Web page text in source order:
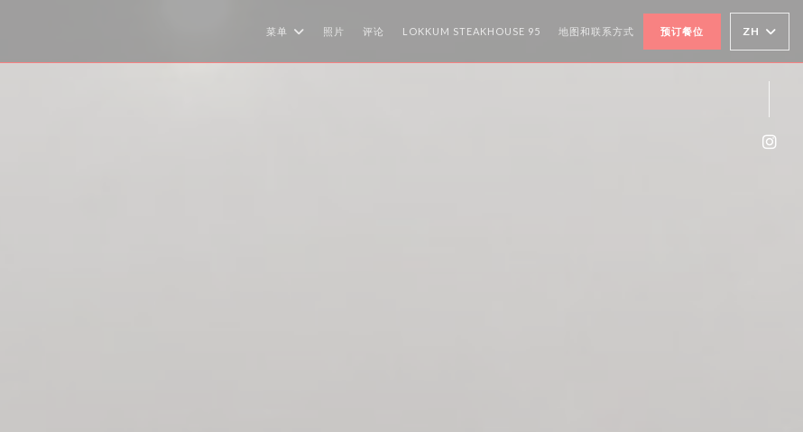
菜单 照片 评论 LOKKUM STEAKHOUSE 95 ((在新窗口中打开))
地图和联系方式 预订餐位 ZH